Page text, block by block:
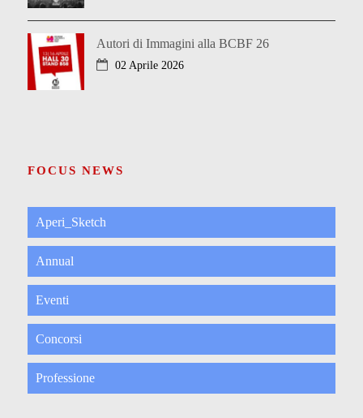
Autori di Immagini alla BCBF 26
02 Aprile 2026
FOCUS NEWS
Aperi_Sketch
Annual
Eventi
Concorsi
Professione